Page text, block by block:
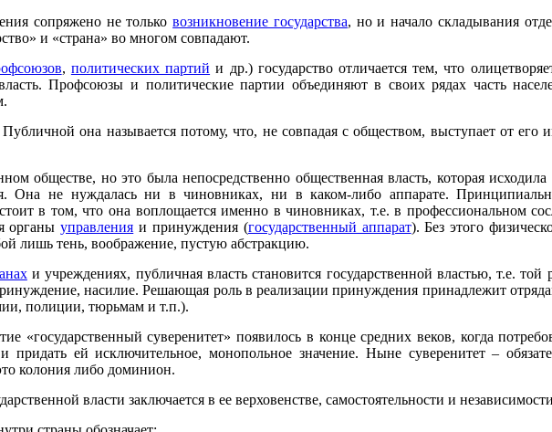
сопряжено не тольковозникновение государства, но и начало складывания
и «страна» во многом совпадают.
, политических партий и др.) государство отличается тем, что
Профсоюзы и политические партии объединяют в своих рядах часть
Публичной она называется потому, что, не совпадая с обществом, выступает от его
обществе, но это была непосредственно общественная власть, которая исходила
Она не нуждалась ни в чиновниках, ни в каком-либо аппарате.
в том, что она воплощается именно в чиновниках, т.е. в профессиональном
органыуправления и принуждения (государственный аппарат). Без этого
лишь тень, воображение, пустую абстракцию.
и учреждениях, публичная власть становится государственной властью, т.е. той
насилие. Решающая роль в реализации принуждения принадлежит
полиции, тюрьмам и т.п.).
«государственный суверенитет» появилось в конце средних веков, когда
придать ей исключительное, монопольное значение. Ныне суверенитет –
колония либо доминион.
власти заключается в ее верховенстве, самостоятельности и